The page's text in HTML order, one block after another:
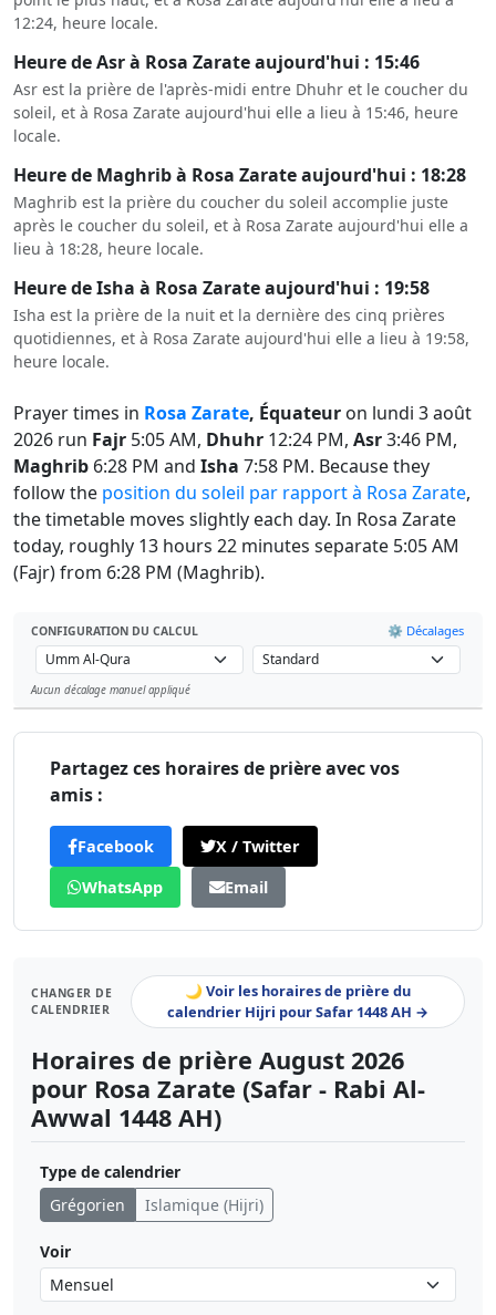
12:24, heure locale.
Heure de Asr à Rosa Zarate aujourd'hui : 15:46
Asr est la prière de l'après-midi entre Dhuhr et le coucher du
soleil, et à Rosa Zarate aujourd'hui elle a lieu à 15:46, heure
locale.
Heure de Maghrib à Rosa Zarate aujourd'hui : 18:28
Maghrib est la prière du coucher du soleil accomplie juste
après le coucher du soleil, et à Rosa Zarate aujourd'hui elle a
lieu à 18:28, heure locale.
Heure de Isha à Rosa Zarate aujourd'hui : 19:58
Isha est la prière de la nuit et la dernière des cinq prières
quotidiennes, et à Rosa Zarate aujourd'hui elle a lieu à 19:58,
heure locale.
Prayer times in Rosa Zarate, Équateur on lundi 3 août
2026 run Fajr 5:05 AM, Dhuhr 12:24 PM, Asr3:46 PM,
Maghrib 6:28 PM and Isha 7:58 PM. Because they
follow the position du soleil par rapport à Rosa Zarate,
the timetable moves slightly each day. In Rosa Zarate
today, roughly 13 hours 22 minutes separate 5:05 AM
(Fajr) from 6:28 PM (Maghrib).
CONFIGURATION DU CALCUL ⚙️ Décalages
Aucun décalage manuel appliqué
Partagez ces horaires de prière avec vos
amis :
Facebook
X / Twitter
WhatsApp
Email
CHANGER DE
CALENDRIER
🌙 Voir les horaires de prière du
calendrier Hijri pour Safar 1448 AH →
Horaires de prière August 2026
pour Rosa Zarate (Safar - Rabi Al-
Awwal 1448 AH)
Type de calendrier
Grégorien
Islamique (Hijri)
Voir